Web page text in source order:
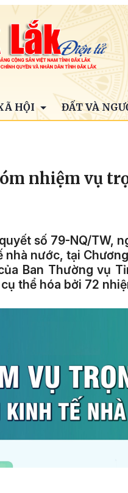
HỘI ĐẤT VÀ
nhiệm vụ
số 79-NQ/TW,
nhà nước, tại
Ban Thường vụ
thể hóa bởi 72